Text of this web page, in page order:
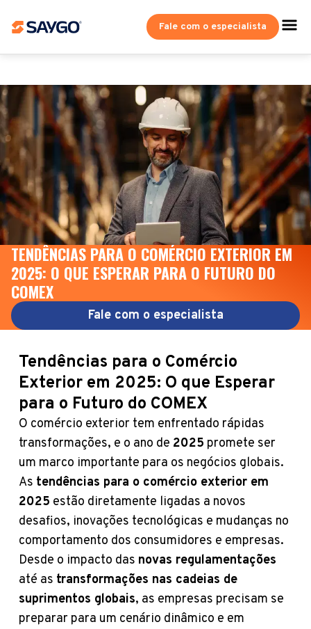
Fale com o especialista
TENDÊNCIAS PARA O COMÉRCIO EXTERIOR EM
2025: O QUE ESPERAR PARA O FUTURO DO
COMEX
Fale com o especialista
Tendências para o Comércio
Exterior em 2025: O que Esperar
para o Futuro do COMEX
O comércio exterior tem enfrentado rápidas
transformações, e o ano de 2025 promete ser
um marco importante para os negócios globais.
As tendências para o comércio exterior em
2025 estão diretamente ligadas a novos
desafios, inovações tecnológicas e mudanças no
comportamento dos consumidores e empresas.
Desde o impacto das novas regulamentações
até as transformações nas cadeias de
suprimentos globais, as empresas precisam se
preparar para um cenário dinâmico e em